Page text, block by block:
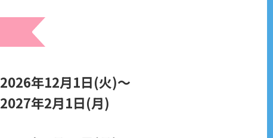
2026年12月1日(火)～
2027年2月1日(月)